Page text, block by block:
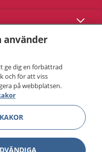
Visa
använder
ge dig en förbättrad
och för att viss
på webbplatsen.